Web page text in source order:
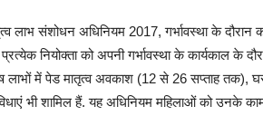
लाभ संशोधन अधिनियम 2017, गर्भावस्था के दौरान
नियोक्ता को अपनी गर्भावस्था के कार्यकाल के
लाभों में पेड मातृत्व अवकाश (12 से 26 सप्ताह
भी शामिल हैं. यह अधिनियम महिलाओं को उनके